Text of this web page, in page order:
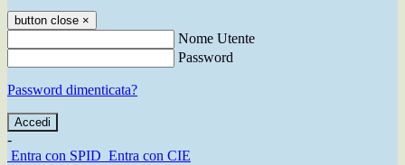
button close ×
Nome Utente
Password
Password dimenticata?
-
Entra con SPID Entra con CIE